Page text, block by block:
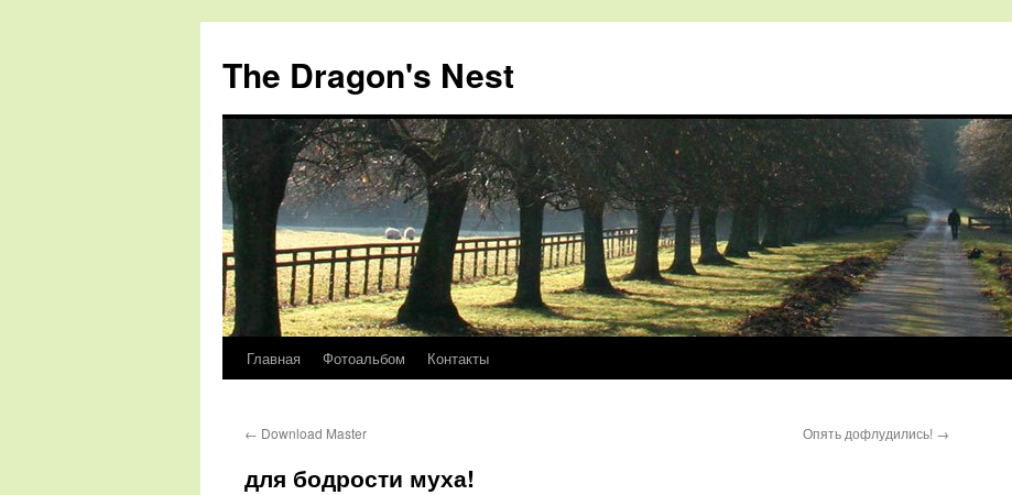
The Dragon's Nest
Перейти
содержимому
Главная Фотоальбом Контакты
← Download Master Опять дофлудились! →
для бодрости муха!